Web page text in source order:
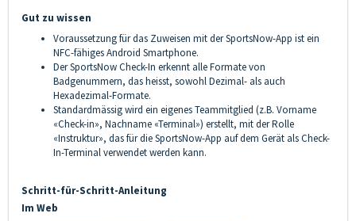
Gut zu wissen
Voraussetzung für das Zuweisen mit der SportsNow-App ist ein
NFC-fähiges Android Smartphone.
Der SportsNow Check-In erkennt alle Formate von
Badgenummern, das heisst, sowohl Dezimal- als auch
Hexadezimal-Formate.
Standardmässig wird ein eigenes Teammitglied (z.B. Vorname
«Check-in», Nachname «Terminal») erstellt, mit der Rolle
«Instruktur», das für die SportsNow-App auf dem Gerät als Check-
In-Terminal verwendet werden kann.
Schritt-für-Schritt-Anleitung
Im Web